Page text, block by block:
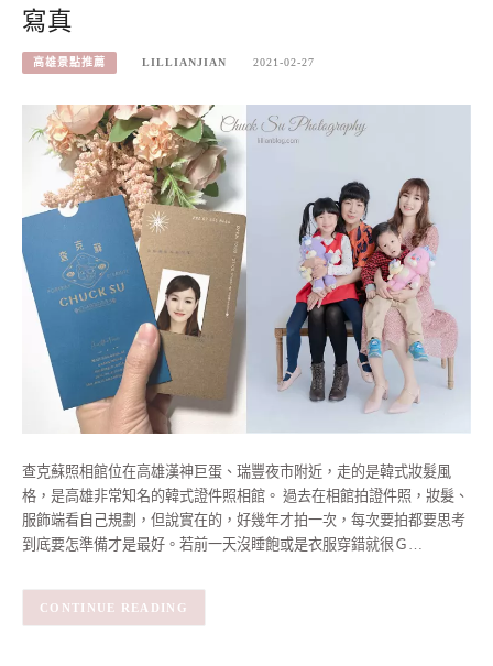
寫真
高雄景點推薦 LILLIANJIAN 2021-02-27
查克蘇照相館位在高雄漢神巨蛋、瑞豐夜市附近，走的是韓式妝髮風
格，是高雄非常知名的韓式證件照相館。 過去在相館拍證件照，妝髮、
服飾端看自己規劃，但說實在的，好幾年才拍一次，每次要拍都要思考
到底要怎準備才是最好。若前一天沒睡飽或是衣服穿錯就很Ｇ…
CONTINUE READING